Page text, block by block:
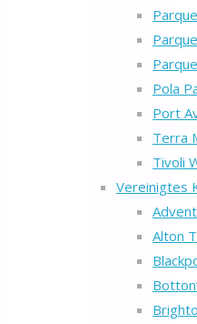
Pola
Port
Terra
Tivoli
Vereinigtes
Alton